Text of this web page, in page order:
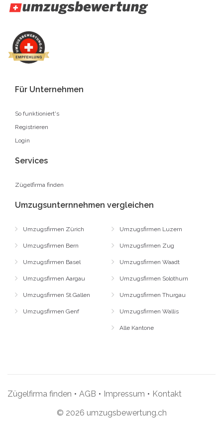
Für Unternehmen
So funktioniert's
Registrieren
Login
Services
Zügelfirma finden
Umzugsunternnehmen vergleichen
Umzugsfirmen Zürich
Umzugsfirmen Bern
Umzugsfirmen Basel
Umzugsfirmen Aargau
Umzugsfirmen St.Gallen
Umzugsfirmen Genf
Umzugsfirmen Luzern
Umzugsfirmen Zug
Umzugsfirmen Waadt
Umzugsfirmen Solothurn
Umzugsfirmen Thurgau
Umzugsfirmen Wallis
Alle Kantone
Zügelfirma finden • AGB • Impressum • Kontakt
© 2026 umzugsbewertung.ch